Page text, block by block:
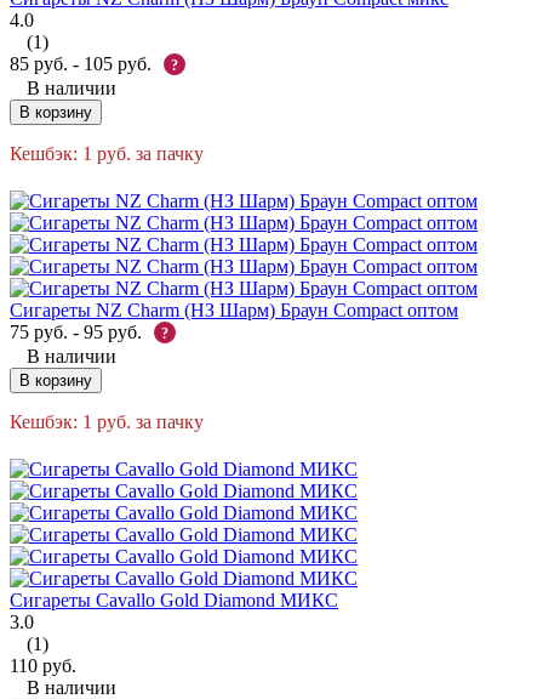
4.0
(1)
85 руб. - 105 руб. ?
В наличии
В корзину
Кешбэк: 1 руб. за пачку
Сигареты NZ Charm (НЗ Шарм) Браун Compact оптом
75 руб. - 95 руб. ?
В наличии
В корзину
Кешбэк: 1 руб. за пачку
Сигареты Cavallo Gold Diamond МИКС
3.0
(1)
110 руб.
В наличии